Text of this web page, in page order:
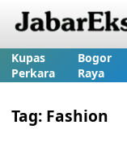
Kupas
Perkara
Bogor
Raya
Tag: Fashion